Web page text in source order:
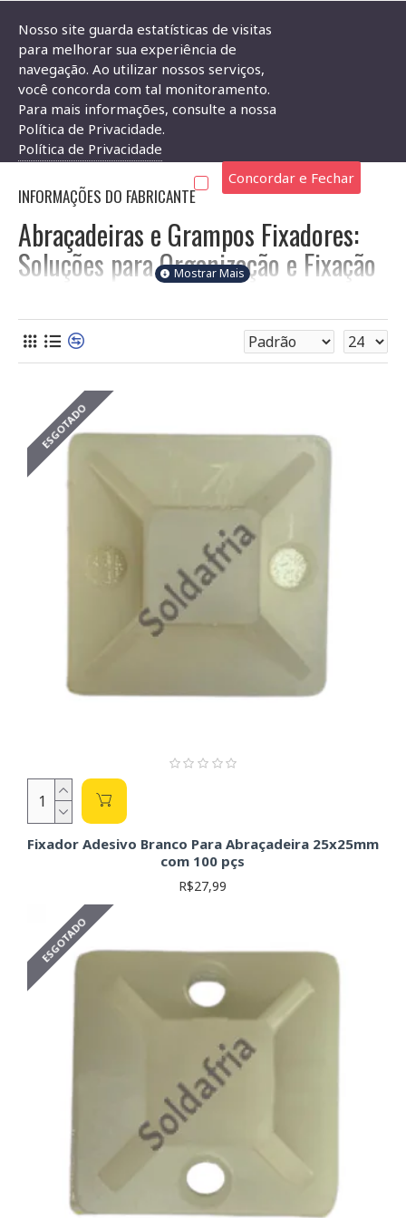
Componentes Eletrônicos Abraçadeira
ABRAÇADEIRA GRAMPO FIXADOR
INFORMAÇÕES DO FABRICANTE
Abraçadeiras e Grampos Fixadores:
Soluções para Organização e Fixação
de Componentes
Nesta categoria, você encontra uma variedade de
abraçadeiras e grampos fixadores, essenciais para a
seus projetos. Oferecemos opções para diferentes
necessidades, desde a fixação de fios e cabos até a
sustentação de placas de circuito impresso (PCBs). A escolha
correta garante a estabilidade e a segurança do seu projeto,
evitando problemas futuros.
Tipos de Abraçadeiras e Grampos:
Versáteis e resistentes, ideais
para fixação de cabos e fios. Disponíveis em diversos
tamanhos e cores. Sua resistência à tração é um fator
importante a ser considerado, dependendo da
Grampos para PCBs:
Utilizados para fixar placas de
circuito impresso em gabinetes ou chassis, garantindo
com o tamanho e o tipo da sua PCB.
tipo de componente e das suas dimensões.
Abraçadeira Twist:
segura, ideal para aplicações onde a praticidade é
fundamental.
Fixadores adesivos:Para aplicações onde a
perfuração não é desejável, os fixadores adesivos
oferecem uma solução prática e eficiente para a fixação
Parâmetros Importantes na Escolha:
Material:
O material da abraçadeira ou grampo
influencia diretamente na sua resistência e durabilidade.
Nylon é um material comum e versátil, mas outros
materiais podem ser necessários para aplicações
específicas (alta temperatura, resistência química, etc.).
Verifique as dimensões da abraçadeira ou
grampo para garantir compatibilidade com os seus
componentes e espaço disponível. Medidas precisas
são fundamentais para um encaixe perfeito.
Capacidade de Fixação:
Considere a força necessária
para segurar os componentes com segurança. A
capacidade de fixação é especificada pelo fabricante e
deve ser adequada à aplicação.
Tipo de Fixação:Considere se a fixação será por
ESGOTADO
Fixador Adesivo Branco Para Abraçadeira 25x25mm
com 100 pçs
R$27,99
ESGOTADO
Nosso site guarda estatísticas de visitas
para melhorar sua experiência de
navegação. Ao utilizar nossos serviços,
você concorda com tal monitoramento.
Para mais informações, consulte a nossa
Política de Privacidade.
Política de Privacidade
Concordar e Fechar